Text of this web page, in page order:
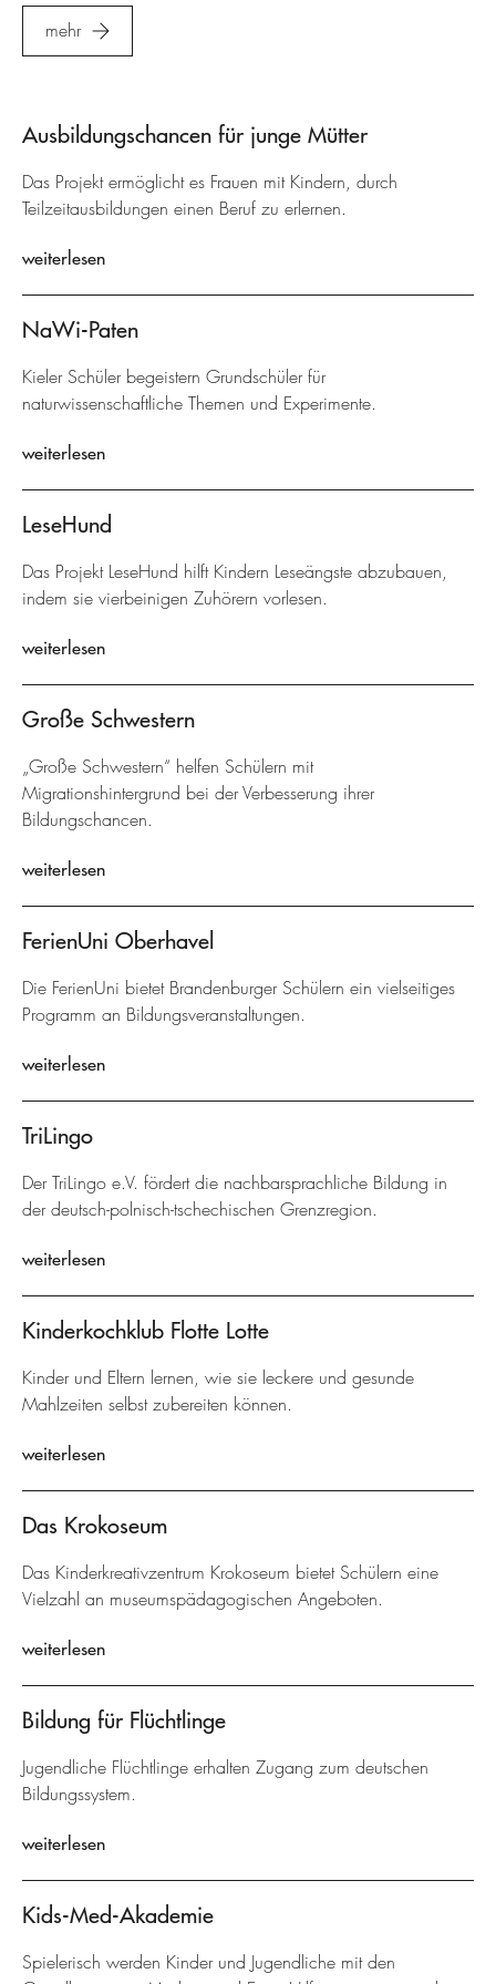
mehr
Ausbildungschancen für junge Mütter
Das Projekt ermöglicht es Frauen mit Kindern, durch
Teilzeitausbildungen einen Beruf zu erlernen.
weiterlesen
NaWi-Paten
Kieler Schüler begeistern Grundschüler für
naturwissenschaftliche Themen und Experimente.
weiterlesen
LeseHund
Das Projekt LeseHund hilft Kindern Leseängste abzubauen,
indem sie vierbeinigen Zuhörern vorlesen.
weiterlesen
Große Schwestern
„Große Schwestern“ helfen Schülern mit
Migrationshintergrund bei der Verbesserung ihrer
Bildungschancen.
weiterlesen
FerienUni Oberhavel
Die FerienUni bietet Brandenburger Schülern ein vielseitiges
Programm an Bildungsveranstaltungen.
weiterlesen
TriLingo
Der TriLingo e.V. fördert die nachbarsprachliche Bildung in
der deutsch-polnisch-tschechischen Grenzregion.
weiterlesen
Kinderkochklub Flotte Lotte
Kinder und Eltern lernen, wie sie leckere und gesunde
Mahlzeiten selbst zubereiten können.
weiterlesen
Das Krokoseum
Das Kinderkreativzentrum Krokoseum bietet Schülern eine
Vielzahl an museumspädagogischen Angeboten.
weiterlesen
Bildung für Flüchtlinge
Jugendliche Flüchtlinge erhalten Zugang zum deutschen
Bildungssystem.
weiterlesen
Kids-Med-Akademie
Spielerisch werden Kinder und Jugendliche mit den